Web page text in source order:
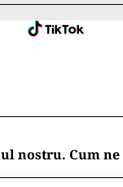
nostru. Cum ne